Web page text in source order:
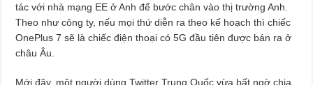
tác với nhà mạng EE ở Anh để bước chân vào thị trường Anh.
Theo như công ty, nếu mọi thứ diễn ra theo kế hoạch thì chiếc
OnePlus 7 sẽ là chiếc điện thoại có 5G đầu tiên được bán ra ở
châu Âu.
Mới đây, một người dùng Twitter Trung Quốc vừa bất ngờ chia